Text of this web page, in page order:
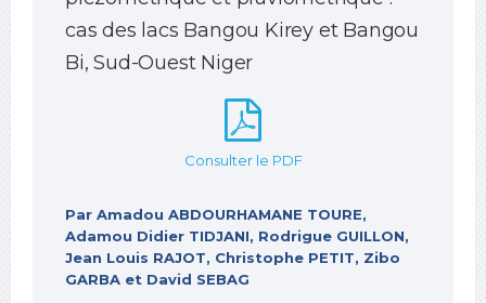
cas des lacs Bangou Kirey et Bangou
Bi, Sud-Ouest Niger
Consulter le PDF
Par Amadou ABDOURHAMANE TOURE,
Adamou Didier TIDJANI, Rodrigue GUILLON,
Jean Louis RAJOT, Christophe PETIT, Zibo
GARBA et David SEBAG